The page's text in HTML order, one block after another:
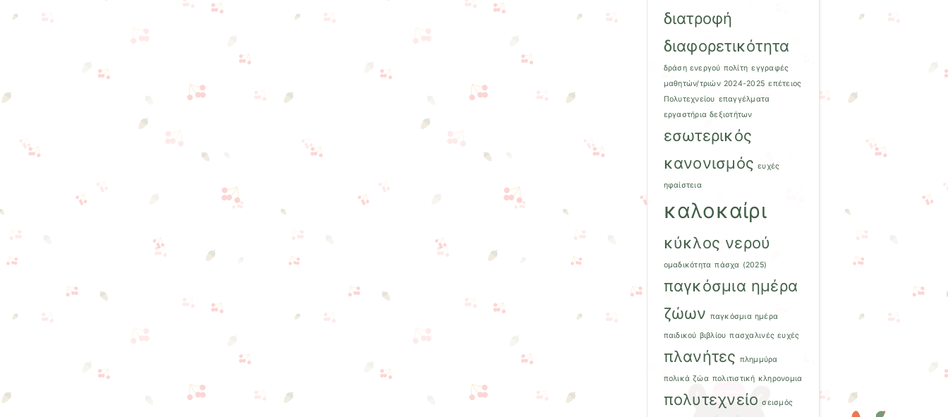
διατροφή
διαφορετικότητα
δράση ενεργού πολίτη εγγραφές
μαθητών/τριών 2024-2025 επέτειος
Πολυτεχνείου επαγγέλματα
εργαστήρια δεξιοτήτων
εσωτερικός
κανονισμός ευχές
ηφαίστεια
καλοκαίρι
κύκλος νερού
ομαδικότητα πάσχα (2025)
παγκόσμια ημέρα
ζώων παγκόσμια ημέρα
παιδικού βιβλίου πασχαλινές ευχές
πλανήτες πλημμύρα
πολικά ζώα πολιτιστική κληρονομια
πολυτεχνείο σεισμός